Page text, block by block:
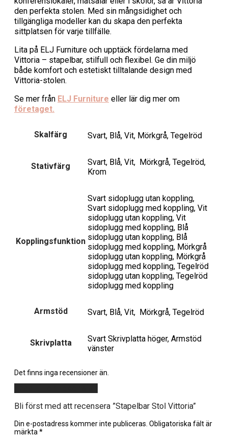
den perfekta stolen. Med sin mångsidighet och
tillgängliga modeller kan du skapa den perfekta
sittplatsen för varje tillfälle.
Lita på ELJ Furniture och upptäck fördelarna med
Vittoria – stapelbar, stilfull och flexibel. Ge din miljö
både komfort och estetiskt tilltalande design med
Vittoria-stolen.
Se mer från ELJ Furniture eller lär dig mer om
företaget.
Skalfärg Svart, Blå, Vit, Mörkgrå, Tegelröd
Stativfärg
Svart, Blå, Vit, Mörkgrå, Tegelröd,
Krom
Kopplingsfunktion
Svart sidoplugg utan koppling,
Svart sidoplugg med koppling, Vit
sidoplugg utan koppling, Vit
sidoplugg med koppling, Blå
sidoplugg utan koppling, Blå
sidoplugg med koppling, Mörkgrå
sidoplugg utan koppling, Mörkgrå
sidoplugg med koppling, Tegelröd
sidoplugg utan koppling, Tegelröd
sidoplugg med koppling
Armstöd Svart, Blå, Vit, Mörkgrå, Tegelröd
Skrivplatta
Svart Skrivplatta höger, Armstöd
vänster
Det finns inga recensioner än.
Bli först med att recensera ”Stapelbar Stol Vittoria”
Din e-postadress kommer inte publiceras. Obligatoriska fält är
märkta *